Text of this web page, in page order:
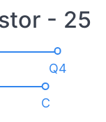
- 25
Q4
C